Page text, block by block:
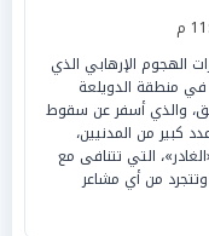
الهجوم الإرهابي الذي
منطقة الدويلعة
والذي أسفر عن سقوط
كبير من المدنيين،
التي تتنافى مع
وتتجرد من أي مشاعر